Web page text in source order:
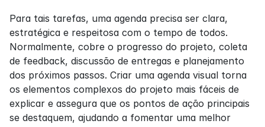
Para tais tarefas, uma agenda precisa ser clara,
estratégica e respeitosa com o tempo de todos.
Normalmente, cobre o progresso do projeto, coleta
de feedback, discussão de entregas e planejamento
dos próximos passos. Criar uma agenda visual torna
os elementos complexos do projeto mais fáceis de
explicar e assegura que os pontos de ação principais
se destaquem, ajudando a fomentar uma melhor